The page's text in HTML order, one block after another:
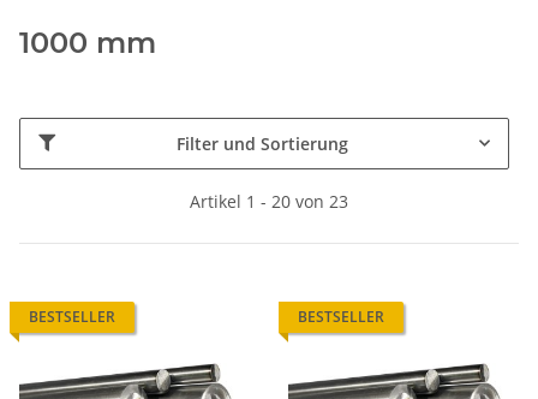
1000 mm
Filter und Sortierung
Artikel 1 - 20 von 23
BESTSELLER BESTSELLER